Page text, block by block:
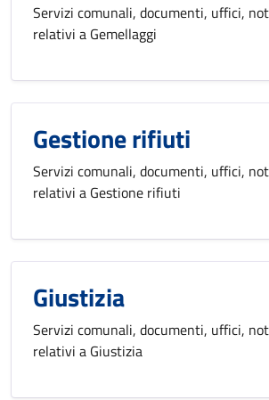
Servizi comunali, documenti, uffici,
relativi a Gemellaggi
Gestione rifiuti
Servizi comunali, documenti, uffici,
relativi a Gestione rifiuti
Giustizia
Servizi comunali, documenti, uffici,
relativi a Giustizia